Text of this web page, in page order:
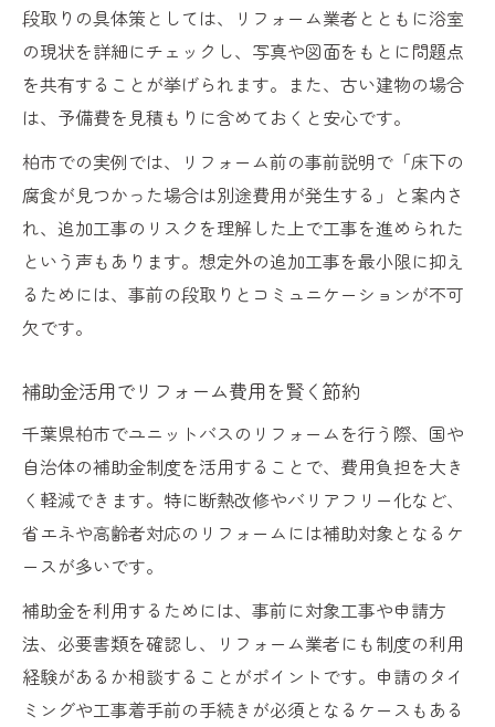
段取りの具体策としては、リフォーム業者とともに浴室
の現状を詳細にチェックし、写真や図面をもとに問題点
を共有することが挙げられます。また、古い建物の場合
は、予備費を見積もりに含めておくと安心です。
柏市での実例では、リフォーム前の事前説明で「床下の
腐食が見つかった場合は別途費用が発生する」と案内さ
れ、追加工事のリスクを理解した上で工事を進められた
という声もあります。想定外の追加工事を最小限に抑え
るためには、事前の段取りとコミュニケーションが不可
欠です。
補助金活用でリフォーム費用を賢く節約
千葉県柏市でユニットバスのリフォームを行う際、国や
自治体の補助金制度を活用することで、費用負担を大き
く軽減できます。特に断熱改修やバリアフリー化など、
省エネや高齢者対応のリフォームには補助対象となるケ
ースが多いです。
補助金を利用するためには、事前に対象工事や申請方
法、必要書類を確認し、リフォーム業者にも制度の利用
経験があるか相談することがポイントです。申請のタイ
ミングや工事着手前の手続きが必須となるケースもある